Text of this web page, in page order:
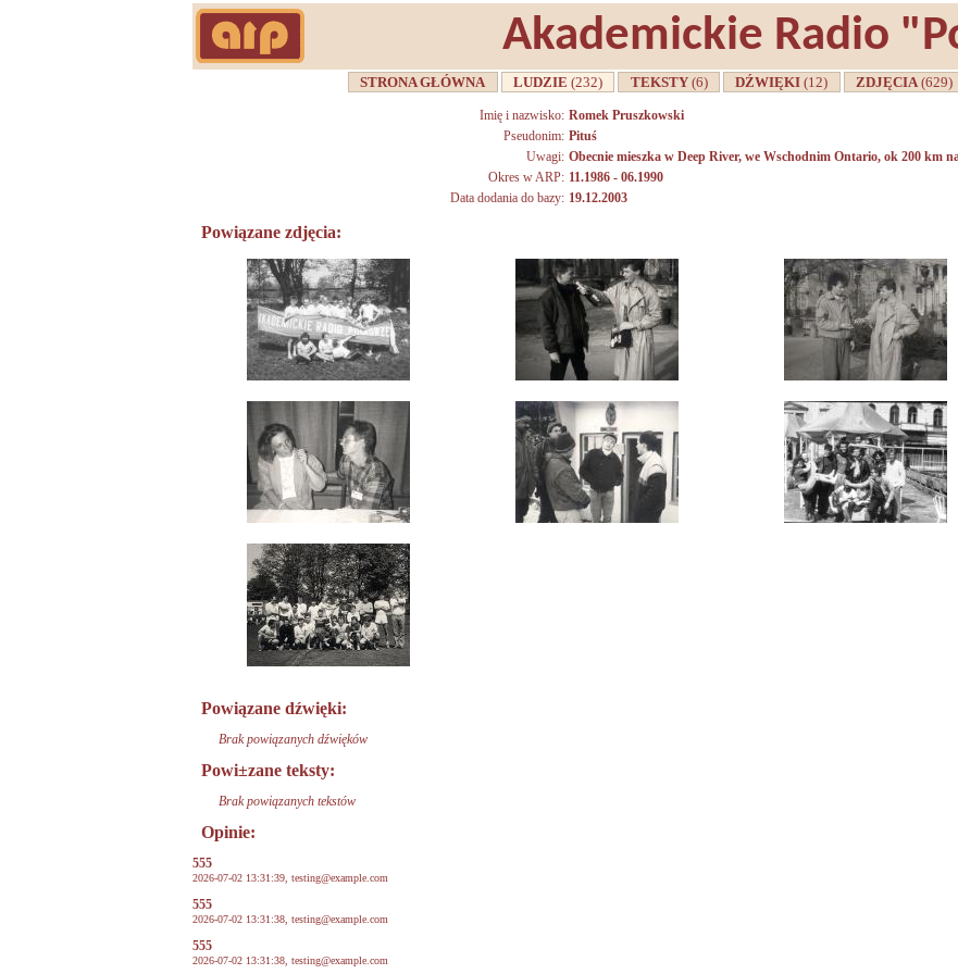
Akademickie Radio
STRONA GŁÓWNA LUDZIE(232) TEKSTY (6) DŹWIĘKI(12) ZDJĘCIA(629)
Imię i nazwisko: Romek Pruszkowski
Pseudonim: Pituś
Uwagi: Obecnie mieszka w Deep River, we Wschodnim Ontario, ok 200 km
Okres w ARP: 11.1986 - 06.1990
Data dodania do bazy: 19.12.2003
Powiązane zdjęcia:
Powiązane dźwięki:
Brak powiązanych dźwięków
Powi±zane teksty:
Brak powiązanych tekstów
Opinie:
555
2026-07-02 13:31:39, testing@example.com
555
2026-07-02 13:31:38, testing@example.com
555
2026-07-02 13:31:38, testing@example.com